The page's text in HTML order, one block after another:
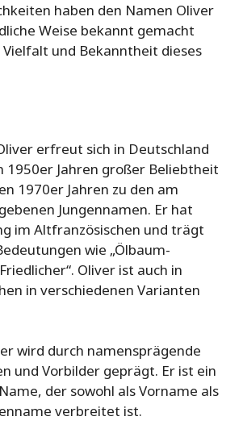
haben den Namen Oliver
Weise bekannt gemacht
und Bekanntheit dieses
erfreut sich in Deutschland
1950er Jahren großer Beliebtheit
1970er Jahren zu den am
Jungennamen. Er hat
im Altfranzösischen und trägt
wie „Ölbaum-
Oliver ist auch in
in verschiedenen Varianten
wird durch namensprägende
und Vorbilder geprägt. Er ist ein
der sowohl als Vorname als
verbreitet ist.